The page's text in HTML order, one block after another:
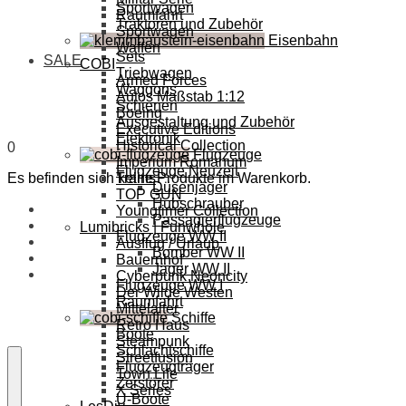
Sportwagen
Traktoren und Zubehör
Eisenbahn
Sets
Triebwagen
Waggons
Schienen
Ausgestaltung und Zubehör
Elektronik
Flugzeuge
Flugzeuge Neuzeit
Düsenjäger
Hubschrauber
Passagierflugzeuge
Flugzeuge WW II
Bomber WW II
Jäger WW II
Flugzeuge WW I
Raumfahrt
Schiffe
Boote
Schlachtschiffe
Flugzeugträger
Zerstörer
U-Boote
Raumfahrt
Sportwagen
Waffen
COBI
Armed Forces
Autos Maßstab 1:12
Boeing
Executive Editions
Historical Collection
Imperium Romanum
Trains
TOP GUN
Youngtimer Collection
Lumibricks | Funwhole
Ausflug / Urlaub
Bauernhof
Cyberpunk Neoncity
Der Wilde Westen
Mittelalter
Retro Haus
Steampunk
Streetfusion
Town Life
X Series
SALE
0
Es befinden sich keine Produkte im Warenkorb.